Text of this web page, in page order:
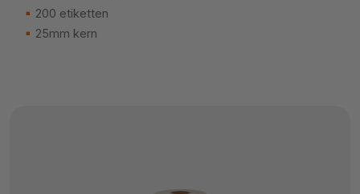
200 etiketten
25mm kern